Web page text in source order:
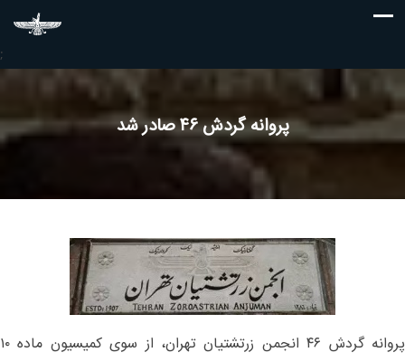
;
پروانه گردش ۴۶ صادر شد
پروانه گردش ۴۶ انجمن زرتشتیان تهران، از سوی کمیسیون ماده ۱۰